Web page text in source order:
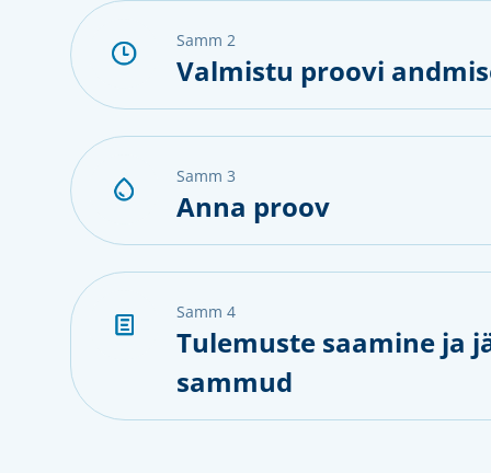
samm 2
Valmistu proovi
samm 3
Anna proov
samm 4
Tulemuste saamine ja
sammud